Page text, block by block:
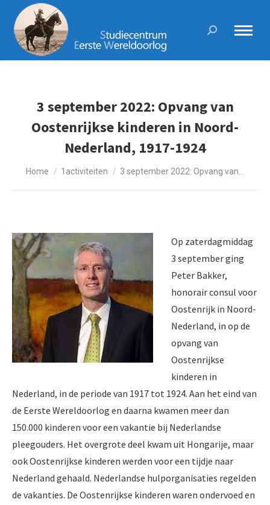
Search:
3 september 2022: Opvang van
Oostenrijkse kinderen in Noord-
Nederland, 1917-1924
Je bent hier:
Home 1activiteiten 3 september 2022: Opvang van…
Op zaterdagmiddag
3 september ging
Peter Bakker,
honorair consul voor
Oostenrijk in Noord-
Nederland, in op de
opvang van
Oostenrijkse
kinderen in
Nederland, in de periode van 1917 tot 1924. Aan het eind van
de Eerste Wereldoorlog en daarna kwamen meer dan
150.000 kinderen voor een vakantie bij Nederlandse
pleegouders. Het overgrote deel kwam uit Hongarije, maar
ook Oostenrijkse kinderen werden voor een tijdje naar
Nederland gehaald. Nederlandse hulporganisaties regelden
de vakanties. De Oostenrijkse kinderen waren ondervoed en